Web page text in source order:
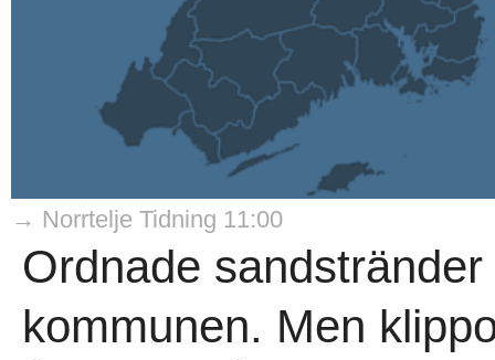
→ Norrtelje Tidning 11:00
Ordnade
kommunen. Men